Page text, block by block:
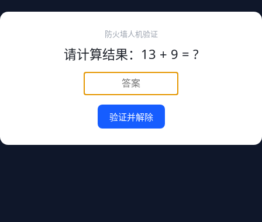
防火墙人机验证
请计算结果：13 + 9 = ?
验证并解除